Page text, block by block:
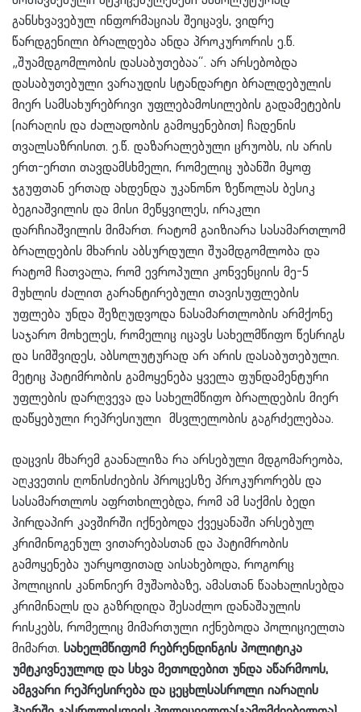
განსხვავებულ ინფორმაციას შეიცავს, ვიდრე
წარდგენილი ბრალდება ანდა პროკურორის ე.წ.
„შუამდგომლობის დასაბუთებაა“. არ არსებობდა
დასაბუთებული ვარაუდის სტანდარტი ბრალდებულის
მიერ სამსახურებრივი უფლებამოსილების გადამეტების
(იარაღის და ძალადობის გამოყენებით) ჩადენის
თვალსაზრისით. ე.წ. დაზარალებული ცრუობს, ის არის
ერთ-ერთი თავდამსხმელი, რომელიც უბანში მყოფ
ჯგუფთან ერთად ახდენდა უკანონო ზეწოლას ბესიკ
ბეგიაშვილის და მისი მეწყვილეს, ირაკლი
დარჩიაშვილის მიმართ. რატომ გაიზიარა სასამართლომ
ბრალდების მხარის აბსურდული შუამდგომლობა და
რატომ ჩათვალა, რომ ევროპული კონვენციის მე-5
მუხლის ძალით გარანტირებული თავისუფლების
უფლება უნდა შეზღუდვოდა ნასამართლობის არმქონე
საჯარო მოხელეს, რომელიც იცავს სახელმწიფო წესრიგს
და სიმშვიდეს, აბსოლუტურად არ არის დასაბუთებული.
მეტიც პატიმრობის გამოყენება ყველა ფუნდამენტური
უფლების დარღვევა და სახელმწიფო ბრალდების მიერ
დაწყებული რეპრესიული მსვლელობის გაგრძელებაა.
დაცვის მხარემ გაანალიზა რა არსებული მდგომარეობა,
აღკვეთის ღონისძიების პროცესზე პროკურორებს და
სასამართლოს აფრთხილებდა, რომ ამ საქმის ბედი
პირდაპირ კავშირში იქნებოდა ქვეყანაში არსებულ
კრიმინოგენულ ვითარებასთან და პატიმრობის
გამოყენება უარყოფითად აისახებოდა, როგორც
პოლიციის კანონიერ მუშაობაზე, ამასთან წაახალისებდა
კრიმინალს და გაზრდიდა შესაძლო დანაშაულის
რისკებს, რომელიც მიმართული იქნებოდა პოლიციელთა
მიმართ. სახელმწიფომ რებრენდინგის პოლიტიკა
უმტკივნეულოდ და სხვა მეთოდებით უნდა აწარმოოს,
ამგვარი რეპრესირება და ცეცხლსასროლი იარაღის